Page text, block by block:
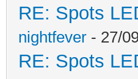
RE: Spots
nightfever - 27/
RE: Spots